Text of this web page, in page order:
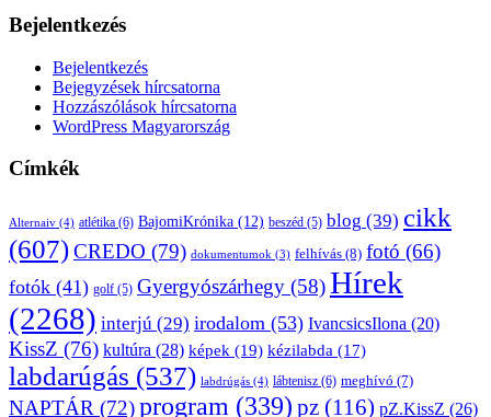
Bejelentkezés
Bejelentkezés
Bejegyzések hírcsatorna
Hozzászólások hírcsatorna
WordPress Magyarország
Címkék
Alternaiv (4) atlétika (6) BajomiKrónika (12) beszéd (5) blog (39) cikk
(607)CREDO (79) dokumentumok (3) felhívás (8) fotó (66)
fotók (41) golf (5) Gyergyószárhegy (58)Hírek
(2268) interjú (29) irodalom (53) IvancsicsIlona (20)
KissZ (76) kultúra (28) képek (19) kézilabda (17)
labdarúgás (537) labdrúgás (4) lábtenisz (6) meghívó (7)
NAPTÁR (72)program (339) pz (116) pZ.KissZ (26)